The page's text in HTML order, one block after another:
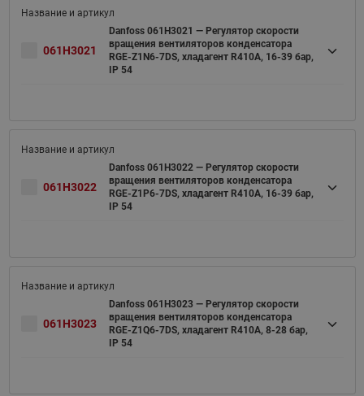
061H3021
Danfoss 061H3021 — Регулятор скорости
вращения вентиляторов конденсатора
RGE-Z1N6-7DS, хладагент R410A, 16-39 бар,
IP 54
061H3022
Danfoss 061H3022 — Регулятор скорости
вращения вентиляторов конденсатора
RGE-Z1P6-7DS, хладагент R410A, 16-39 бар,
IP 54
061H3023
Danfoss 061H3023 — Регулятор скорости
вращения вентиляторов конденсатора
RGE-Z1Q6-7DS, хладагент R410A, 8-28 бар,
IP 54